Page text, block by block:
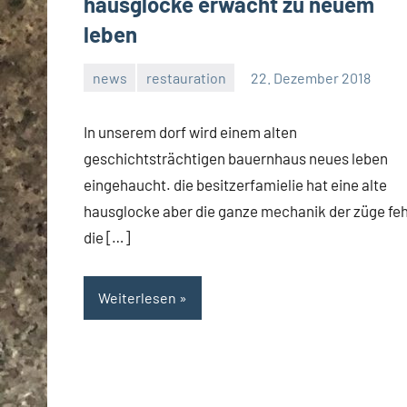
leben
news restauration 22. Dezember 2018
In unserem dorf wird einem alten
geschichtsträchtigen bauernhaus neues leben
eingehaucht. die besitzerfamielie hat eine alte
hausglocke aber die ganze mechanik der züge
die […]
Weiterlesen